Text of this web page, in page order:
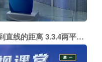
线间的距离（广州外国语学校 江规华）